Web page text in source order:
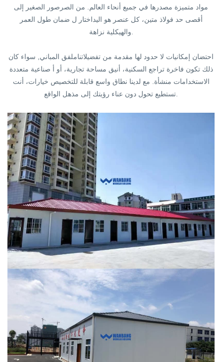
مواد متميزة مصدرها في جميع أنحاء العالم. من الصرصور الصغير إلى
أقصى حد فولاذ متين، كل عنصر هو اليداختار ل ضمان طول العمر
والهيكليةنزاهة.
احتضان إمكانيات لا حدود لها مقدمة من تفضيلاتناملفق المباني, سواء كان
ذلك تكون فاخرة تراجع السكنية، أنيق مساحة تجارية، أو أ صناعية متعددة
الاستخدامات منشأة. مع لدينا نطاق واسع قابلة للتخصيص خيارات، أنت
تستطيع تحول دون عناء رؤيتك إلى مذهل الواقع.